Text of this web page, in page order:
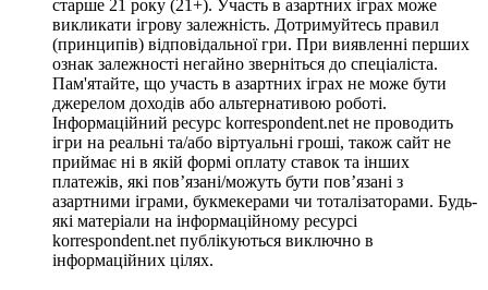
старше 21 року (21+). Участь в азартних іграх може
викликати ігрову залежність. Дотримуйтесь правил
(принципів) відповідальної гри. При виявленні перших
ознак залежності негайно зверніться до спеціаліста.
Пам'ятайте, що участь в азартних іграх не може бути
джерелом доходів або альтернативою роботі.
Інформаційний ресурс korrespondent.net не проводить
ігри на реальні та/або віртуальні гроші, також сайт не
приймає ні в якій формі оплату ставок та інших
платежів, які пов’язані/можуть бути пов’язані з
азартними іграми, букмекерами чи тоталізаторами. Будь-
які матеріали на інформаційному ресурсі
korrespondent.net публікуються виключно в
інформаційних цілях.